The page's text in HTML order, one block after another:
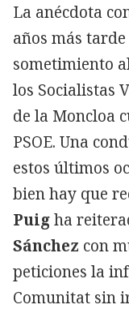
La anécdota
años más
sometimiento
los Socialistas
de la Moncloa
PSOE. Una
estos últimos
bien hay que
Puigha
Sánchez con
peticiones la
Comunitat sin